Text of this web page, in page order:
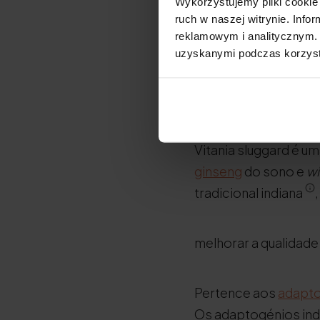
ruch w naszej witrynie.
reklamowym i
uzyskanymi podczas
Ginseng indiano
Adaptogénios
Vitania
Vitania sluggard é
ginseng do sono e
tradicional indiana
melhorar a
Pertence aos
Os adaptogénios